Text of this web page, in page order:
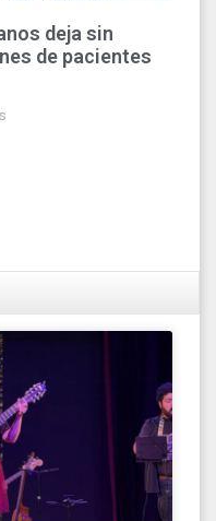
deja sin
de pacientes